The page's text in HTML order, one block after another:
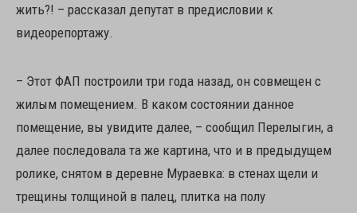
жить?! – рассказал депутат в предисловии к
видеорепортажу.
– Этот ФАП построили три года назад, он совмещен с
жилым помещением. В каком состоянии данное
помещение, вы увидите далее, – сообщил Перелыгин, а
далее последовала та же картина, что и в предыдущем
ролике, снятом в деревне Мураевка: в стенах щели и
трещины толщиной в палец, плитка на полу